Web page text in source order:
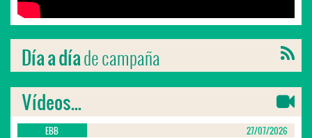
Día a díade campaña
Vídeos...
EBB 27/07/2026